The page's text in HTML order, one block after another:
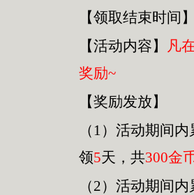
【领取结束时间
【活动内容】
凡
奖励~
【奖励发放】
（1）活动期间
领5天，共300金
（2）活动期间